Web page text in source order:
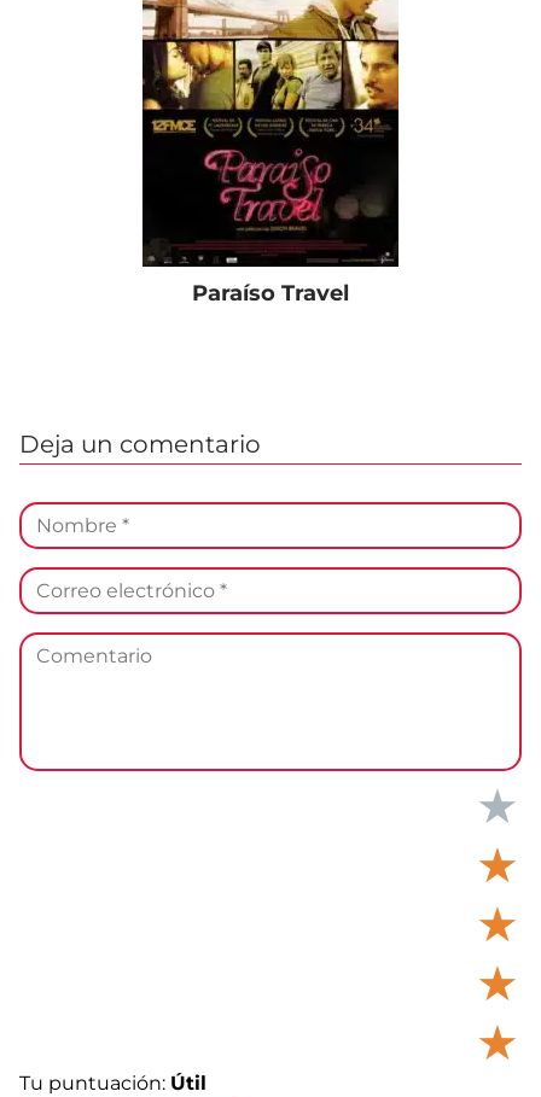
Paraíso Travel
Deja un comentario
★
★
★
★
★
Tu puntuación: Útil